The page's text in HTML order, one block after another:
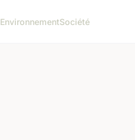
EnvironnementSociété